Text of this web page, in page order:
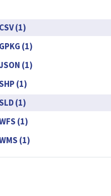
CSV (1)
GPKG (1)
(1)
(1)
(1)
(1)
(1)